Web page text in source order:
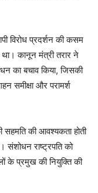
विरोध प्रदर्शन की कसम
कानून मंत्री तरार ने
का बचाव किया, जिसकी
समीक्षा और परामर्श
सहमति की आवश्यकता होती
संशोधन राष्ट्रपति को
के प्रमुख की नियुक्ति की